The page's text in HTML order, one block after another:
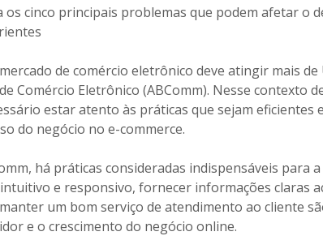
os cinco principais problemas que podem afetar o
de comércio eletrônico deve atingir mais
Comércio Eletrônico (ABComm). Nesse contexto
estar atento às práticas que sejam eficientes
do negócio no e-commerce.
há práticas consideradas indispensáveis para
e responsivo, fornecer informações claras
um bom serviço de atendimento ao cliente
e o crescimento do negócio online.